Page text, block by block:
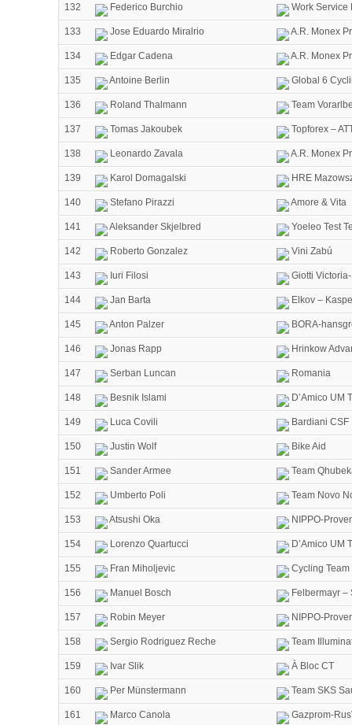
132 Federico Burchio Work Service
133 Jose Eduardo Miralrio A.R. Monex
134 Edgar Cadena A.R. Monex
135 Antoine Berlin Global 6
136 Roland Thalmann Team
137 Tomas Jakoubek Topforex –
138 Leonardo Zavala A.R. Monex
139 Karol Domagalski HRE
140 Stefano Pirazzi Amore & Vita
141 Aleksander Skjelbred Yoeleo Test
142 Roberto Gonzalez Vini Zabú
143 Iuri Filosi Giotti
144 Jan Barta Elkov –
145 Anton Palzer BORA-
146 Jonas Rapp Hrinkow
147 Serban Luncan Romania
148 Besnik Islami D’Amico UM
149 Luca Covili Bardiani CSF
150 Justin Wolf Bike Aid
151 Sander Armee Team
152 Umberto Poli Team Novo
153 Atsushi Oka NIPPO-
154 Lorenzo Quartucci D’Amico UM
155 Fran Miholjevic Cycling Team
156 Manuel Bosch Felbermayr –
157 Robin Meyer NIPPO-
158 Sergio Rodriguez Reche Team
159 Ivar Slik À Bloc CT
160 Per Münstermann Team SKS
161 Marco Canola Gazprom-